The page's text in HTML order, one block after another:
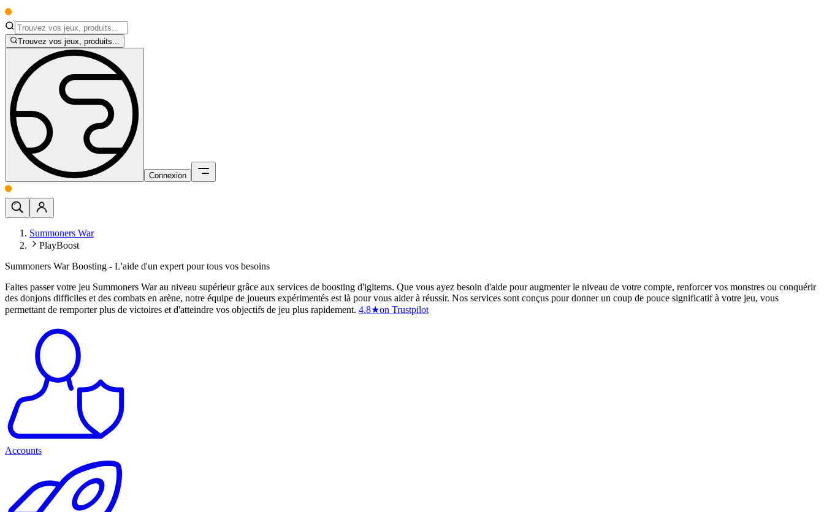
Trouvez vos jeux, produits...
Connexion
Summoners War
PlayBoost
Summoners War Boosting - L'aide d'un expert pour tous vos besoins
Faites passer votre jeu Summoners War au niveau supérieur grâce aux services de boosting d'igitems. Que vous ayez besoin d'aide pour augmenter le niveau de votre compte, renforcer vos monstres ou conquérir
des donjons difficiles et des combats en arène, notre équipe de joueurs expérimentés est là pour vous aider à réussir. Nos services sont conçus pour donner un coup de pouce significatif à votre jeu, vous
permettant de remporter plus de victoires et d'atteindre vos objectifs de jeu plus rapidement. 4.8★on Trustpilot
Accounts